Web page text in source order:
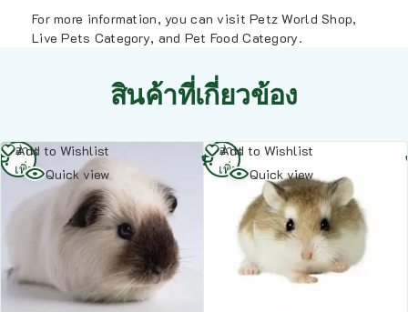
For more information, you can visitPetz World Shop,
Live Pets Category, and Pet Food Category.
สินค้าที่เกี่ยวข้อง
Add to Wishlist
Quick view
อ่าน
เพิ่ม
Add to Wishlist
Quick view
อ่าน
เพิ่ม